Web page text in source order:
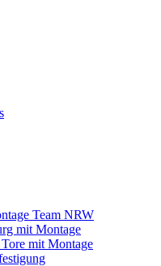
Team NRW
mit Montage
mit Montage